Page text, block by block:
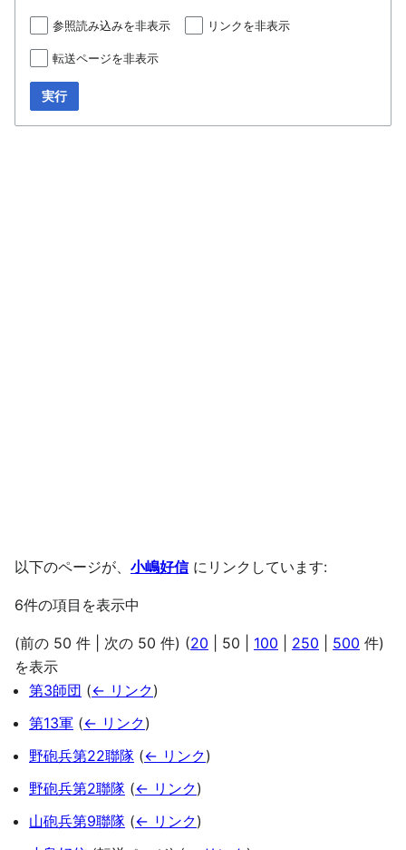
参照読み込みを非表示 リンクを非表示
転送ページを非表示
実行
以下のページが、 小嶋好信にリンクしています:
6件の項目を表示中
(前の 50 件 次の 50 件) (20 50 100 250 500 件)
を表示
第3師団 (← リンク)
第13軍 (← リンク)
野砲兵第22聯隊 (← リンク)
野砲兵第2聯隊 (← リンク)
山砲兵第9聯隊 (← リンク)